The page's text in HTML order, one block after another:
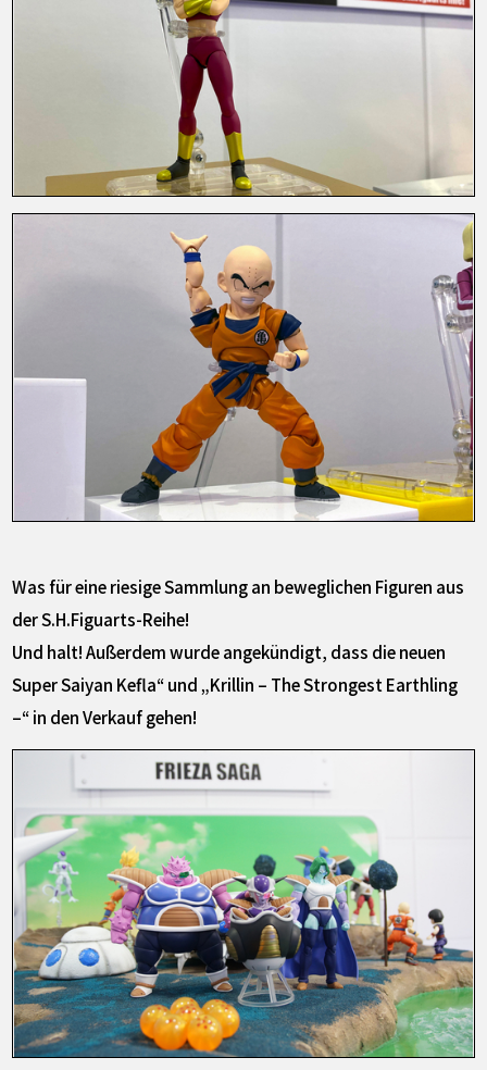
Was für eine riesige Sammlung an beweglichen Figuren aus
der S.H.Figuarts-Reihe!
Und halt! Außerdem wurde angekündigt, dass die neuen
Super Saiyan Kefla“ und „Krillin – The Strongest Earthling
–“ in den Verkauf gehen!